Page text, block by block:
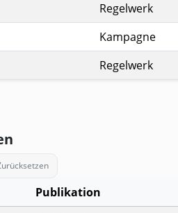
Regelwerk
Kampagne
Regelwerk
Publikation